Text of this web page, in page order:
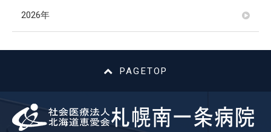
2026年
PAGETOP